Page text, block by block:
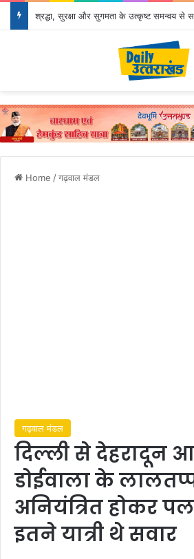
Home /गढ़वाल मंडल
गढ़वाल मंडल
दिल्ली से देहरादून
डोईवाला के
अनियंत्रित होकर
इतने यात्री थे सवार